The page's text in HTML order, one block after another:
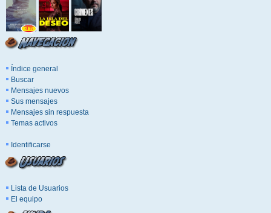
Índice general
Buscar
Mensajes nuevos
Sus mensajes
Mensajes sin respuesta
Temas activos
Identificarse
Lista de Usuarios
El equipo